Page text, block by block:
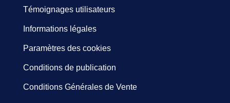
Témoignages utilisateurs
Informations légales
Paramètres des cookies
Conditions de publication
Conditions Générales de Vente